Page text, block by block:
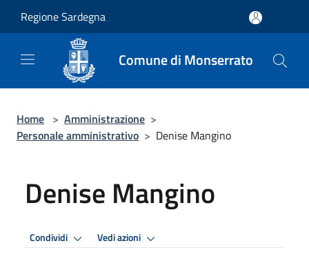
Regione Sardegna
Comune di Monserrato
Home > Amministrazione >
Personale amministrativo > Denise Mangino
Denise Mangino
Condividi Vedi azioni